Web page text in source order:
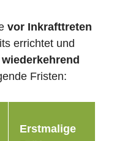
vor Inkrafttreten
errichtet und
wiederkehrend
Fristen:
Erstmalige